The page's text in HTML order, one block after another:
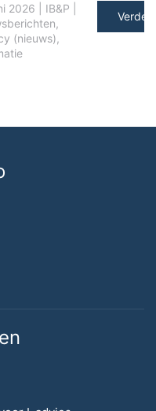
2026 IB&P
,
(nieuws),
Verder